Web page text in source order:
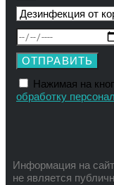
ОТПРАВИТЬ
Нажимая на
обработку
Информация на
не является